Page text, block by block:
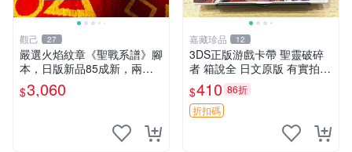
觀己 27
嚴選火焰紋章《聖戰系譜》腳
本，日版新品85成新，兩本
打包直送 火焰紋章 國外版本
腳本原作
$3,060
嘉藏珍品 12
3DS正版游戲卡帶 聖靈破碎
者 箱說全 日文原版 有實拍圖
包讀取
$410 86折
折扣碼